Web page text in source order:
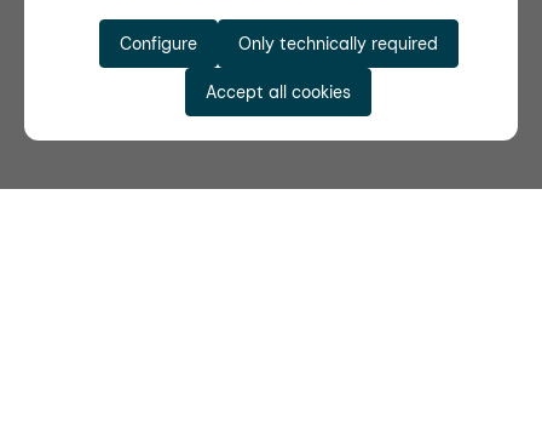
Only technically required
Configure
Accept all cookies